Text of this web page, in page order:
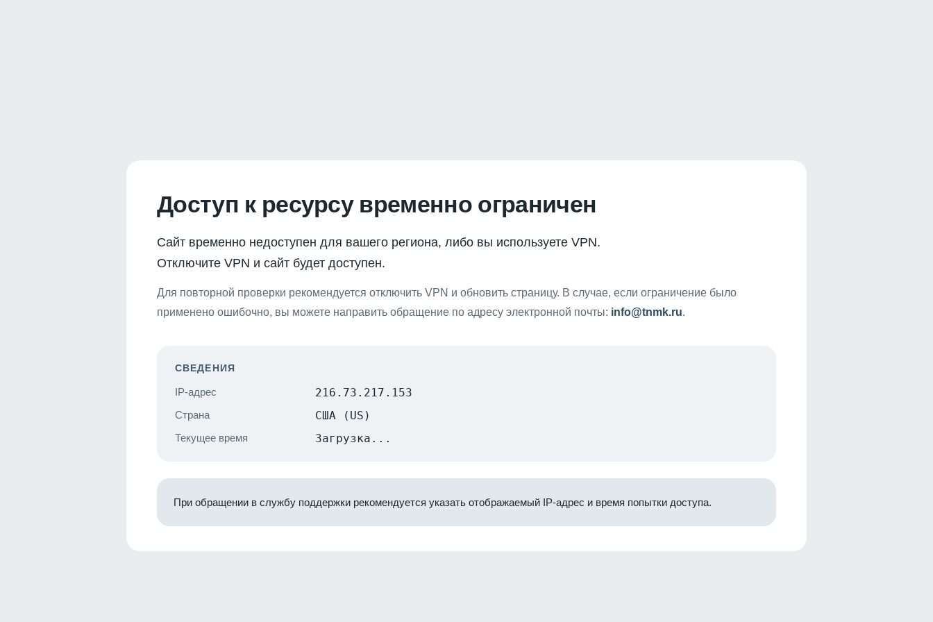
Доступ к ресурсу временно ограничен
Сайт временно недоступен для вашего региона, либо вы используете VPN.
Отключите VPN и сайт будет доступен.
Для повторной проверки рекомендуется отключить VPN и обновить страницу. В случае, если ограничение было
применено ошибочно, вы можете направить обращение по адресу электронной почты: info@tnmk.ru.
СВЕДЕНИЯ
IP-адрес 216.73.217.153
Страна США (US)
Текущее время Загрузка...
При обращении в службу поддержки рекомендуется указать отображаемый IP-адрес и время попытки доступа.